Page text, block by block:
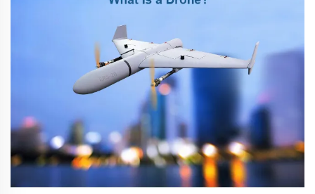
diversas condiciones, desde la estabilidad en el viento
hasta las capacidades a larga distancia.